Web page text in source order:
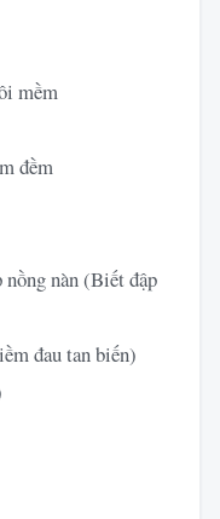
mềm
đềm
nàn (Biết đập
đau tan biến)